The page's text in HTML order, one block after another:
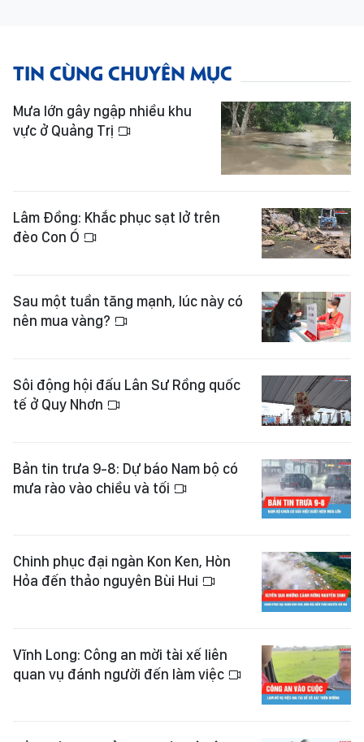
TIN CÙNG CHUYÊN MỤC
Mưa lớn gây ngập nhiều khu
vực ở Quảng Trị
Lâm Đồng: Khắc phục sạt lở trên
đèo Con Ó
Sau một tuần tăng mạnh, lúc này có
nên mua vàng?
Sôi động hội đấu Lân Sư Rồng quốc
tế ở Quy Nhơn
Bản tin trưa 9-8: Dự báo Nam bộ có
mưa rào vào chiều và tối
Chinh phục đại ngàn Kon Ken, Hòn
Hỏa đến thảo nguyên Bùi Hui
Vĩnh Long: Công an mời tài xế liên
quan vụ đánh người đến làm việc